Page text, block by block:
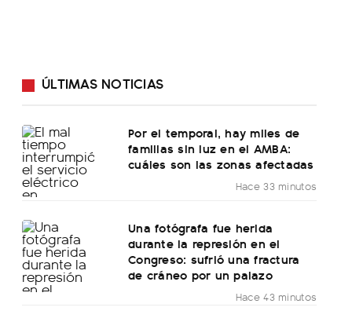
ÚLTIMAS NOTICIAS
Por el temporal, hay miles de
familias sin luz en el AMBA:
cuáles son las zonas afectadas
Hace 33 minutos
Una fotógrafa fue herida
durante la represión en el
Congreso: sufrió una fractura
de cráneo por un palazo
Hace 43 minutos